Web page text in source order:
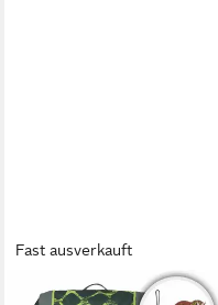
Fast ausverkauft
STEP BY STEP